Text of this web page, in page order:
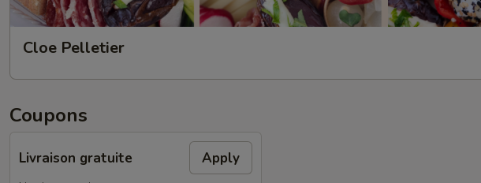
Cloe Pelletier
Coupons
Livraison gratuite Apply